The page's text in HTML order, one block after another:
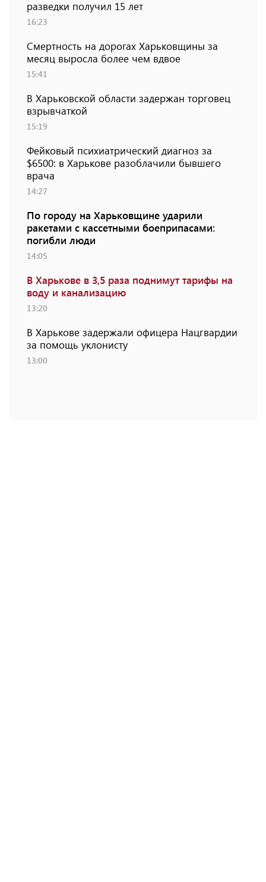
разведки получил 15 лет
16:23
Смертность на дорогах Харьковщины за
месяц выросла более чем вдвое
15:41
В Харьковской области задержан торговец
взрывчаткой
15:19
Фейковый психиатрический диагноз за
$6500: в Харькове разоблачили бывшего
врача
14:27
По городу на Харьковщине ударили
ракетами с кассетными боеприпасами:
погибли люди
14:05
В Харькове в 3,5 раза поднимут тарифы на
воду и канализацию
13:20
В Харькове задержали офицера Нацгвардии
за помощь уклонисту
13:00